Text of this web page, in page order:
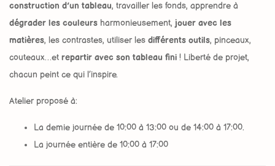
construction d’un tableau, travailler les fonds, apprendre à
dégrader les couleurs harmonieusement, jouer avec les
matières, les contrastes, utiliser les différents outils, pinceaux,
couteaux…et repartir avec son tableau fini ! Liberté de projet,
chacun peint ce qui l’inspire.
Atelier proposé à:
La demie journée de 10:00 à 13:00 ou de 14:00 à 17:00.
La journée entière de 10:00 à 17:00